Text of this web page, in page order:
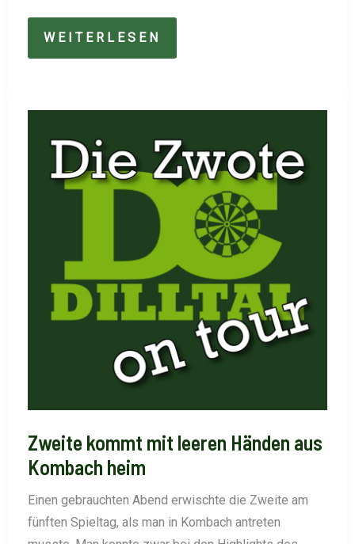
DC
DILLTAL
UM
JESSICA
GRABITZKI
WEITERLESEN
Zweite kommt mit leeren Händen aus
Kombach heim
Einen gebrauchten Abend erwischte die Zweite am
fünften Spieltag, als man in Kombach antreten